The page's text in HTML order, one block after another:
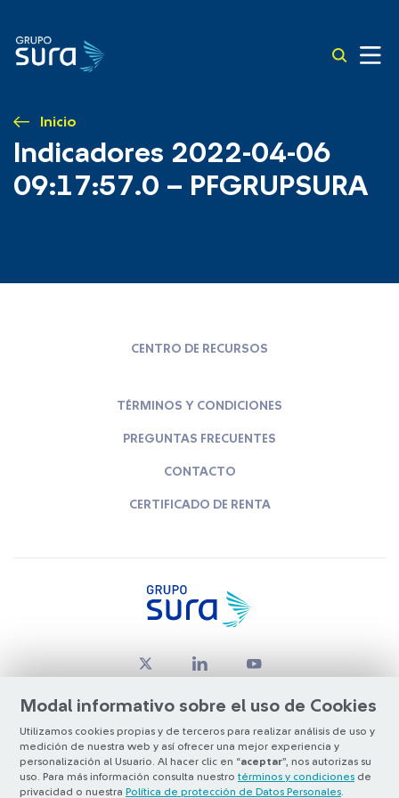
Inicio
Indicadores 2022-04-06
09:17:57.0 – PFGRUPSURA
Modal informativo sobre el uso de Cookies
Utilizamos cookies propias y de terceros para realizar análisis de uso y
medición de nuestra web y así ofrecer una mejor experiencia y
personalización al Usuario. Al hacer clic en “aceptar”, nos autorizas su
uso. Para más información consulta nuestro términos y condiciones de
privacidad o nuestra Política de protección de Datos Personales
CENTRO DE RECURSOS
TÉRMINOS Y CONDICIONES
PREGUNTAS FRECUENTES
CONTACTO
CERTIFICADO DE RENTA
© Copyright Grupo SURA 2026